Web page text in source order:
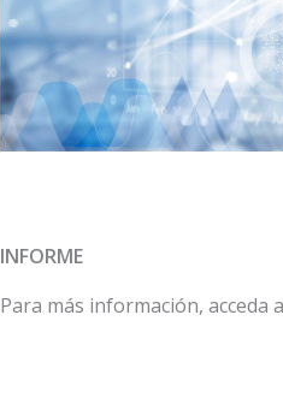
INFORME
Para más información, acceda